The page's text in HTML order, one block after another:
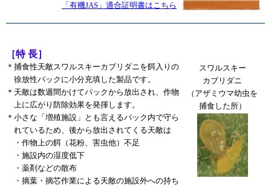
「有機JAS」適合証明書はこちら
［特 長］
＊ 捕食性天敵スワルスキーカブリダニを餌入りの
徐放性パックに小分充填した製品です。
スワルスキー
カブリダニ
（アザミウマ幼虫を
捕食した所）
＊ 天敵は数週間かけてパックから放出され、作物
上に広がり防除効果を発揮します。
＊ 小さな「増殖施設」とも言えるパック内で守ら
れているため、後から放出されてくる天敵は
・作物上の餌（花粉、害虫他）不足
・施設内の湿度低下
・薬剤などの散布
・ 摘葉・摘芯作業による天敵の施設外への持ち